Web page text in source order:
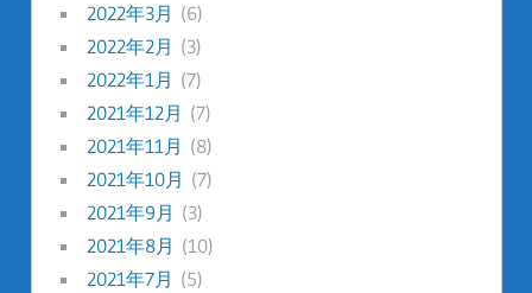
2022年3月 (6)
2022年2月 (3)
2022年1月 (7)
2021年12月 (7)
2021年11月 (8)
2021年10月 (7)
2021年9月 (3)
2021年8月 (10)
2021年7月 (5)